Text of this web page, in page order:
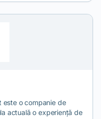
garanția calității fiind
este o companie de
actuală o experiență de